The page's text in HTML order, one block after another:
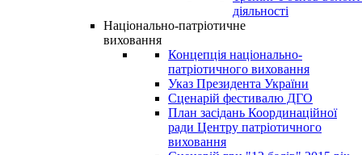
діяльності
Національно-патріотичне
виховання
Концепція національно-
патріотичного виховання
Указ Президента України
Сценарій фестивалю ДГО
План засідань Координаційної
ради Центру патріотичного
виховання